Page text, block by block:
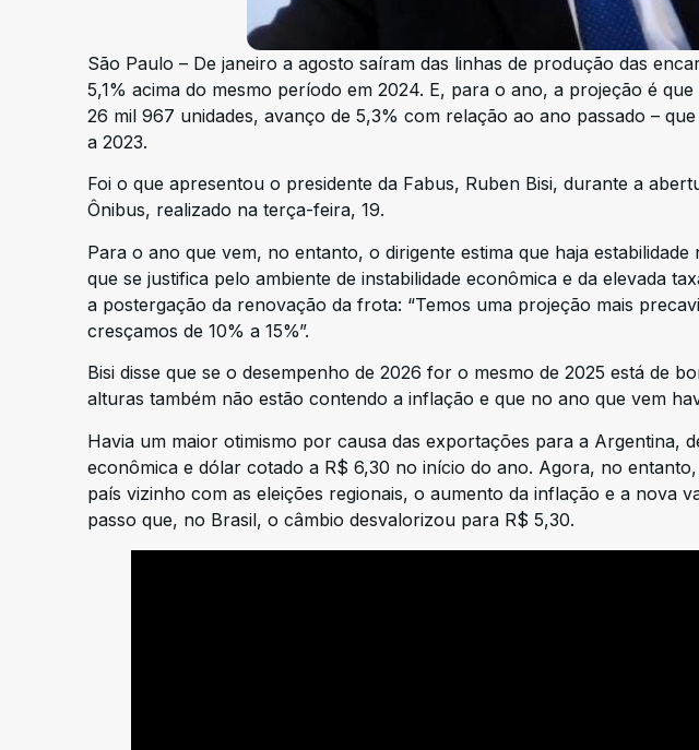
São Paulo – De janeiro a agosto saíram das linhas de produção das
5,1% acima do mesmo período em 2024. E, para o ano, a projeção é
26 mil 967 unidades, avanço de 5,3% com relação ao ano passado –
a 2023.
Foi o que apresentou o presidente da Fabus, Ruben Bisi, durante a
Ônibus, realizado na terça-feira, 19.
Para o ano que vem, no entanto, o dirigente estima que haja
que se justifica pelo ambiente de instabilidade econômica e da elevada
a postergação da renovação da frota: “Temos uma projeção mais
cresçamos de 10% a 15%”.
Bisi disse que se o desempenho de 2026 for o mesmo de 2025 está de
alturas também não estão contendo a inflação e que no ano que vem
Havia um maior otimismo por causa das exportações para a Argentina,
econômica e dólar cotado a R$ 6,30 no início do ano. Agora, no
país vizinho com as eleições regionais, o aumento da inflação e a nova
passo que, no Brasil, o câmbio desvalorizou para R$ 5,30.